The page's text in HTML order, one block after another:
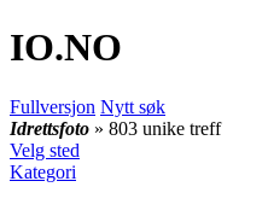
IO.NO
Fullversjon Nytt søk
Idrettsfoto » 803 unike treff
Velg sted
Kategori